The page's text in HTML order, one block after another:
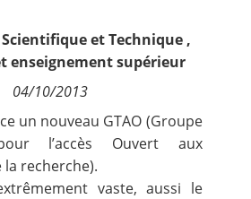
et Technique,
enseignement supérieur
04/10/2013
un nouveau GTAO (Groupe
l’accès Ouvert aux
recherche).
vaste, aussi le